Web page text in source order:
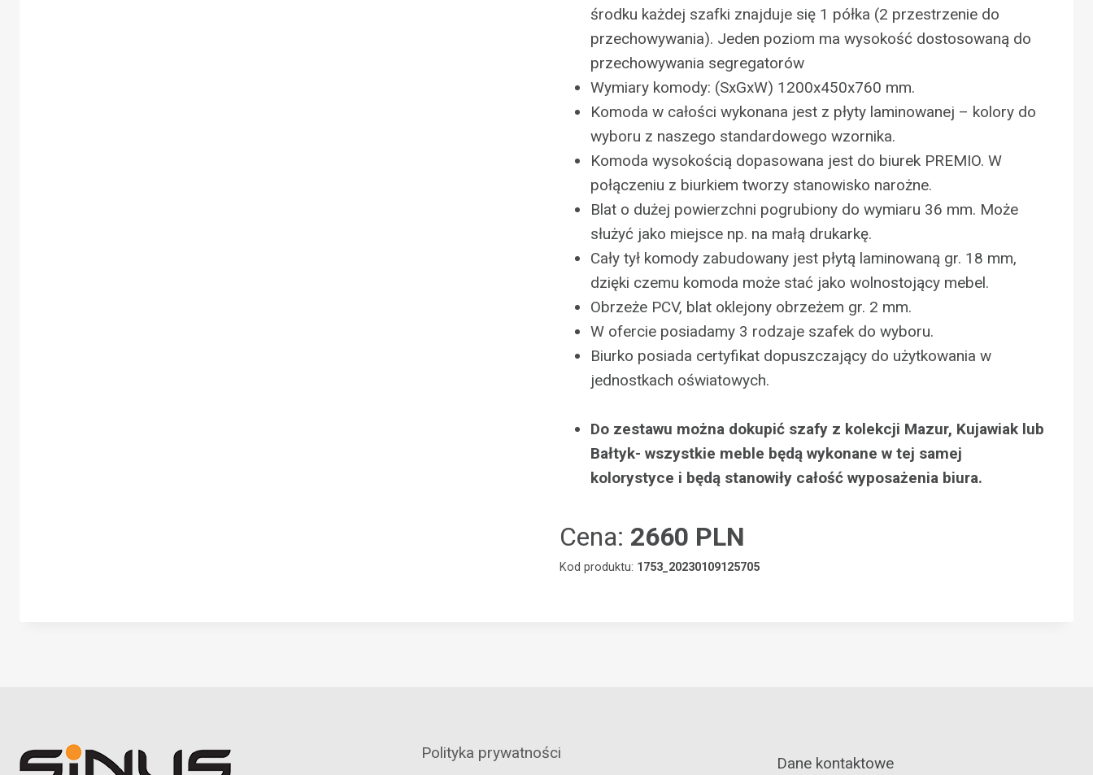
środku każdej szafki znajduje się 1 półka (2 przestrzenie do
przechowywania). Jeden poziom ma wysokość dostosowaną do
przechowywania segregatorów
Wymiary komody: (SxGxW) 1200x450x760 mm.
Komoda w całości wykonana jest z płyty laminowanej – kolory do
wyboru z naszego standardowego wzornika.
Komoda wysokością dopasowana jest do biurek PREMIO. W
połączeniu z biurkiem tworzy stanowisko narożne.
Blat o dużej powierzchni pogrubiony do wymiaru 36 mm. Może
służyć jako miejsce np. na małą drukarkę.
Cały tył komody zabudowany jest płytą laminowaną gr. 18 mm,
dzięki czemu komoda może stać jako wolnostojący mebel.
Obrzeże PCV, blat oklejony obrzeżem gr. 2 mm.
W ofercie posiadamy 3 rodzaje szafek do wyboru.
Biurko posiada certyfikat dopuszczający do użytkowania w
jednostkach oświatowych.
Do zestawu można dokupić szafy z kolekcji Mazur, Kujawiak lub
Bałtyk- wszystkie meble będą wykonane w tej samej
kolorystyce i będą stanowiły całość wyposażenia biura.
Cena: 2660 PLN
Kod produktu: 1753_20230109125705
Polityka prywatności
Dane kontaktowe